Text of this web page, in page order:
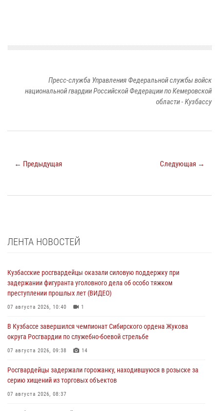
Пресс-служба Управления Федеральной службы войск
национальной гвардии Российской Федерации по Кемеровской
области - Кузбассу
← Предыдущая Следующая →
ЛЕНТА НОВОСТЕЙ
Кузбасские росгвардейцы оказали силовую поддержку при
задержании фигуранта уголовного дела об особо тяжком
преступлении прошлых лет (ВИДЕО)
07 августа 2026, 10:40 1
В Кузбассе завершился чемпионат Сибирского ордена Жукова
округа Росгвардии по служебно-боевой стрельбе
07 августа 2026, 09:38 14
Росгвардейцы задержали горожанку, находившуюся в розыске за
серию хищений из торговых объектов
07 августа 2026, 08:37